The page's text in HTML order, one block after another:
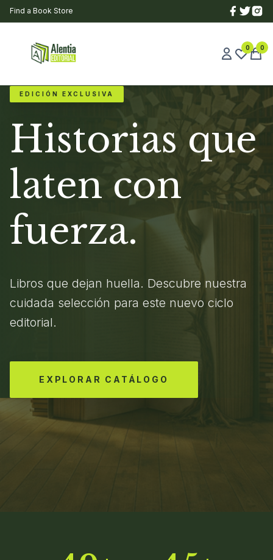
Find a Book Store
0 0
EDICIÓN EXCLUSIVA
Historias que
laten con
fuerza.
Libros que dejan huella. Descubre nuestra
cuidada selección para este nuevo ciclo
editorial.
EXPLORAR CATÁLOGO